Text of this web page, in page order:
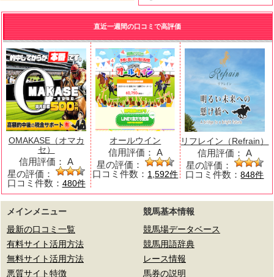
直近一週間の口コミで高評価
OMAKASE（オマカ
セ）
信用評価： A
星の評価：
口コミ件数： 480件
オールウイン
信用評価： A
星の評価：
口コミ件数： 1,592件
リフレイン（Refrain）
信用評価： A
星の評価：
口コミ件数：848件
メインメニュー
最新の口コミ一覧
有料サイト活用方法
無料サイト活用方法
悪質サイト特徴
競馬基本情報
競馬場データベース
競馬用語辞典
レース情報
馬券の説明